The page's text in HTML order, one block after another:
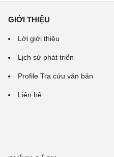
GIỚI THIỆU
Lời giới thiệu
Lịch sử phát triển
Profile Tra cứu văn bản
Liên hệ